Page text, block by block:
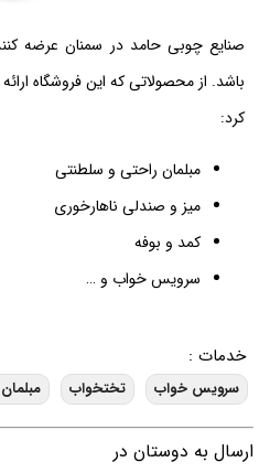
صنایع چوبی حامد در سمنان عرضه
باشد. از محصولاتی که این فروشگاه
کرد:
مبلمان راحتی و سلطنتی
میز و صندلی ناهارخوری
کمد و بوفه
سرویس خواب و …
خدمات :
سرویس خواب تختخواب مبلمان
به دوستان در